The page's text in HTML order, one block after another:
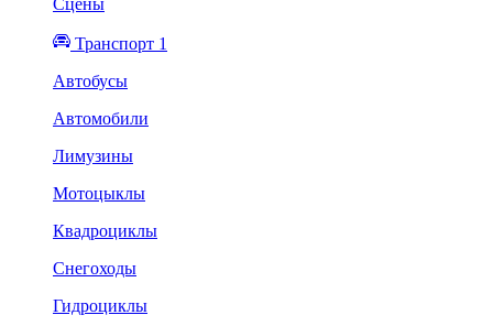
Сцены
Транспорт 1
Автобусы
Автомобили
Лимузины
Мотоцыклы
Квадроциклы
Снегоходы
Гидроциклы